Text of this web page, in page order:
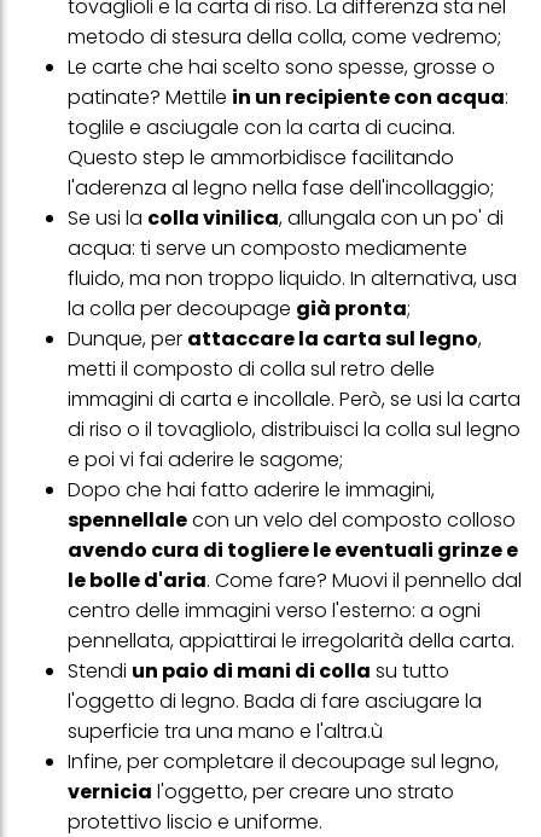
tovaglioli e la carta di riso. La differenza sta nel
metodo di stesura della colla, come vedremo;
Le carte che hai scelto sono spesse, grosse o
patinate? Mettile in un recipiente con acqua:
toglile e asciugale con la carta di cucina.
Questo step le ammorbidisce facilitando
l'aderenza al legno nella fase dell'incollaggio;
Se usi la colla vinilica, allungala con un po' di
acqua: ti serve un composto mediamente
fluido, ma non troppo liquido. In alternativa, usa
la colla per decoupage già pronta;
Dunque, per attaccare la carta sul legno,
metti il composto di colla sul retro delle
immagini di carta e incollale. Però, se usi la carta
di riso o il tovagliolo, distribuisci la colla sul legno
e poi vi fai aderire le sagome;
Dopo che hai fatto aderire le immagini,
spennellalecon un velo del composto colloso
avendo cura di togliere le eventuali grinze e
le bolle d'aria. Come fare? Muovi il pennello dal
centro delle immagini verso l'esterno: a ogni
pennellata, appiattirai le irregolarità della carta.
Stendi un paio di mani di colla su tutto
l'oggetto di legno. Bada di fare asciugare la
superficie tra una mano e l'altra.ù
Infine, per completare il decoupage sul legno,
vernicia l'oggetto, per creare uno strato
protettivo liscio e uniforme.